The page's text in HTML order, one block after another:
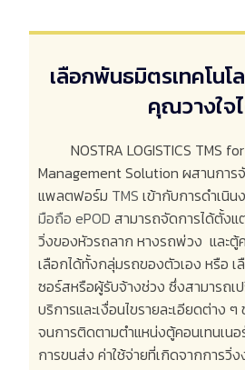
เลือกพันธมิตรเทคโน
คุณวางใจ
NOSTRA LOGISTICS TMS
Management Solutionผสานการ
แพลตฟอร์ม TMS เข้ากับการดำเนิน
มือถือ ePOD สามารถจัดการได้ตั้งแ
วิ่งของหัวรถลาก หางรถพ่วง และตู้
เลือกได้ทั้งกลุ่มรถของตัวเอง หรือ เ
ซอร์สหรือผู้รับจ้างช่วง ซึ่งสามารถเ
บริการและเงื่อนไขรายละเอียดต่าง
จนการติดตามตำแหน่งตู้คอนเทนเน
การขนส่ง ค่าใช้จ่ายที่เกิดจากการวิ่